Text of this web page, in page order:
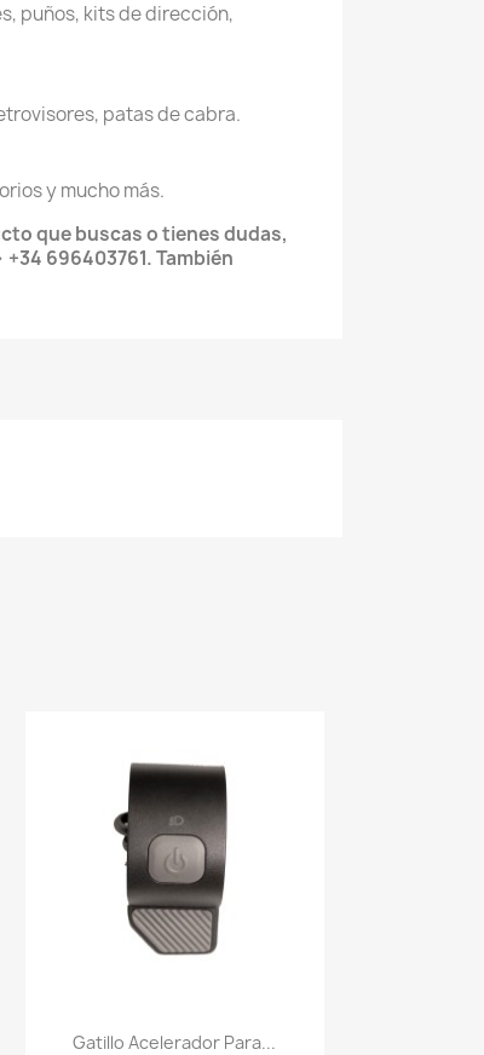
puños, kits de dirección,
patas de cabra.
y mucho más.
que buscas o tienes dudas,
696403761. También
Vista rápida
Gatillo Acelerador Para...